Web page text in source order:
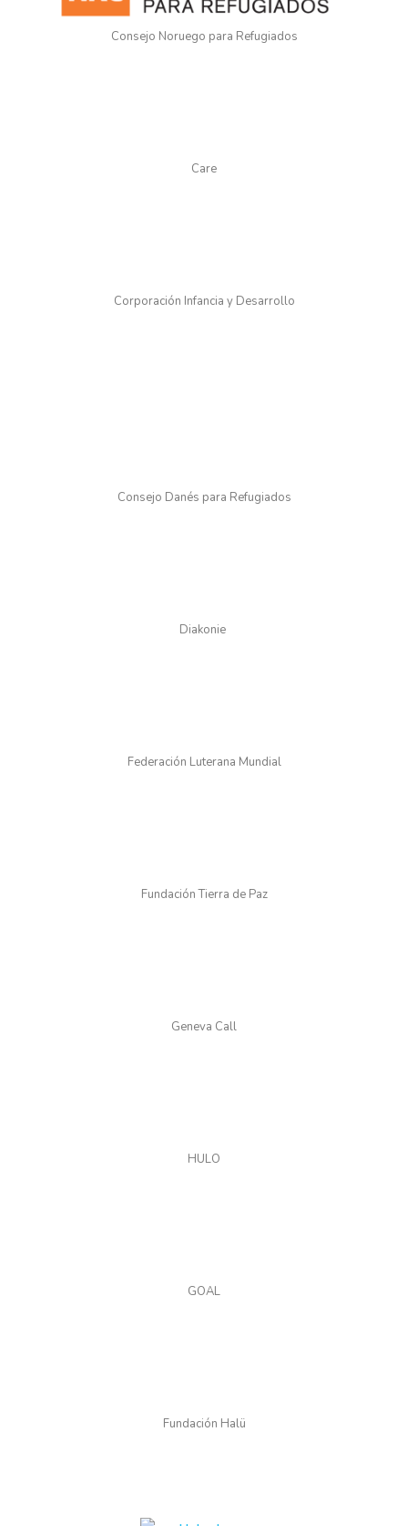
Consejo Noruego para Refugiados
Care
Corporación Infancia y Desarrollo
Consejo Danés para Refugiados
Diakonie
Federación Luterana Mundial
Fundación Tierra de Paz
Geneva Call
HULO
GOAL
Fundación Halü